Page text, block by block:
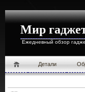
Мир
Ежедневный обзор
Детали